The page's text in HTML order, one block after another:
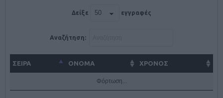
Δείξε εγγραφές
Αναζήτηση:
ΣΕΙΡΑ ΌΝΟΜΑ ΧΡΟΝΟΣ
Φόρτωση...